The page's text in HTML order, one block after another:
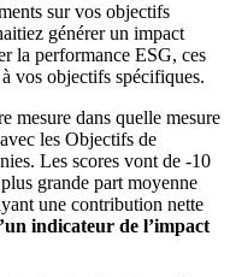
sur vos objectifs
générer un impact
la performance ESG, ces
vos objectifs spécifiques.
mesure dans quelle mesure
les Objectifs de
Les scores vont de -10
grande part moyenne
une contribution nette
indicateur de l’impact